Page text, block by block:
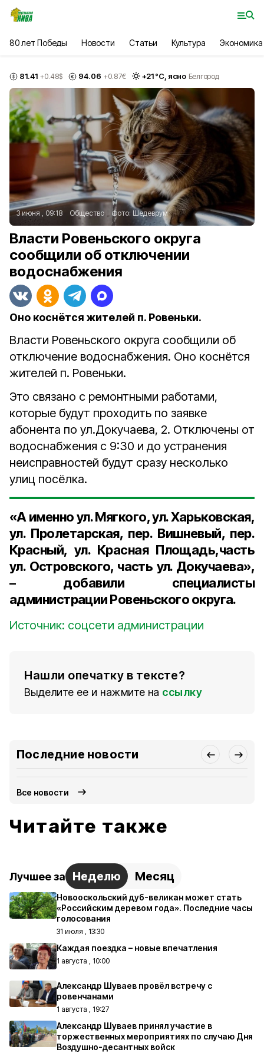
80 лет Победы Новости Статьи Культура Экономика
81.41 +0.48$ 94.06 +0.87€ +21°С, ясно Белгород
3 июня , 09:18 Общество Фото: Шедеврум
Власти Ровеньского округа
сообщили об отключении
водоснабжения
Оно коснётся жителей п. Ровеньки.
Власти Ровеньского округа сообщили об
отключение водоснабжения. Оно коснётся
жителей п. Ровеньки.
Это связано с ремонтными работами,
которые будут проходить по заявке
абонента по ул.Докучаева, 2. Отключены от
водоснабжения с 9:30 и до устранения
неисправностей будут сразу несколько
улиц посёлка.
«А именно ул. Мягкого, ул. Харьковская,
ул. Пролетарская, пер. Вишневый, пер.
Красный, ул. Красная Площадь,часть
ул. Островского, часть ул. Докучаева»,
– добавили специалисты
администрации Ровеньского округа.
Источник: соцсети администрации
Нашли опечатку в тексте?
Выделите ее и нажмите на ссылку
Последние новости
Все новости
Читайте также
Лучшее за Неделю Месяц
Новооскольский дуб-великан может стать
«Российским деревом года». Последние часы
голосования
31 июля , 13:30
Каждая поездка – новые впечатления
1 августа , 10:00
Александр Шуваев провёл встречу с
ровенчанами
1 августа , 19:27
Александр Шуваев принял участие в
торжественных мероприятиях по случаю Дня
Воздушно-десантных войск